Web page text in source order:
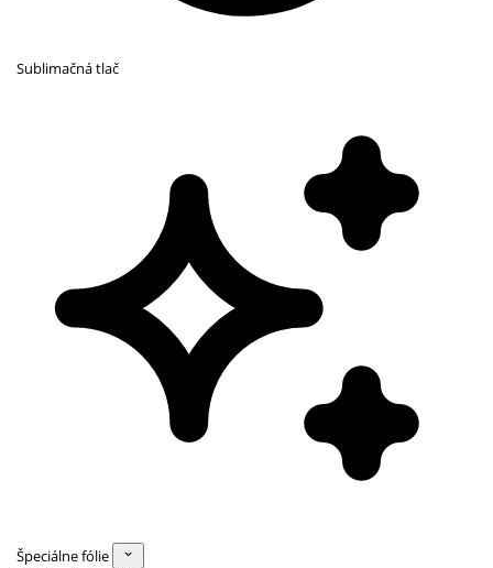
Sublimačná tlač
Špeciálne fólie